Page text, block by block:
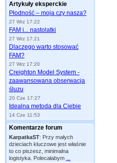
Artykuły eksperckie
Płodność – moja czy nasza?
27 Wrz 17:22
FAM i... nastolatki
27 Wrz 17:21
Dlaczego warto stosować
FAM?
27 Wrz 17:20
Creighton Model System -
zaawansowana obserwacja
śluzu
20 Cze 17:27
Idealna metoda dla Ciebie
14 Cze 11:53
Komentarze forum
KarpatkaST: Przy małych
dzieciach kluczowe jest właśnie
to co piszesz, minimalna
logistyka. Polecałabym